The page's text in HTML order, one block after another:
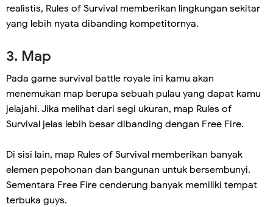
realistis, Rules of Survival memberikan lingkungan sekitar
yang lebih nyata dibanding kompetitornya.
3. Map
Pada game survival battle royale ini kamu akan
menemukan map berupa sebuah pulau yang dapat kamu
jelajahi. Jika melihat dari segi ukuran, map Rules of
Survival jelas lebih besar dibanding dengan Free Fire.
Di sisi lain, map Rules of Survival memberikan banyak
elemen pepohonan dan bangunan untuk bersembunyi.
Sementara Free Fire cenderung banyak memiliki tempat
terbuka guys.